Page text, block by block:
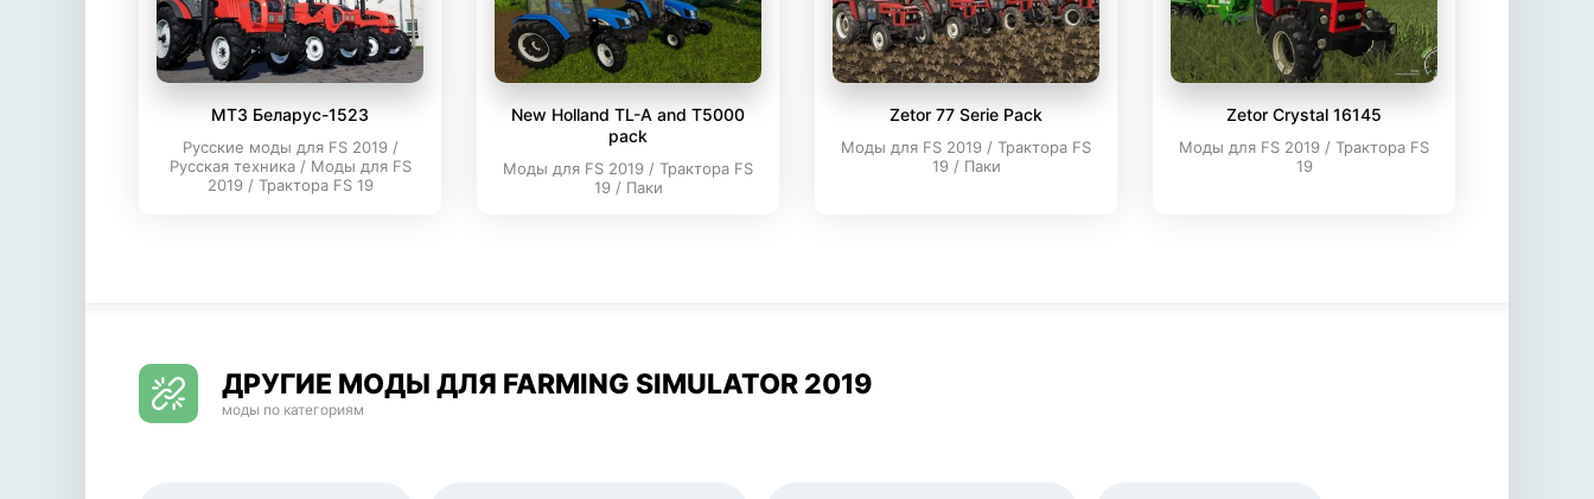
МТЗ Беларус-1523
Русские моды для FS 2019 /
Русская техника / Моды для FS
2019 / Трактора FS 19
New Holland TL-A and T5000
pack
Моды для FS 2019 / Трактора FS
19 / Паки
Zetor 77 Serie Pack
Моды для FS 2019 / Трактора FS
19 / Паки
Zetor Crystal 16145
Моды для FS 2019 / Трактора FS
19
ДРУГИЕ МОДЫ ДЛЯ FARMING SIMULATOR 2019
моды по категориям